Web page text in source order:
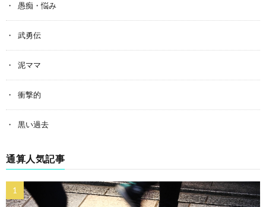
愚痴・悩み
武勇伝
泥ママ
衝撃的
黒い過去
通算人気記事